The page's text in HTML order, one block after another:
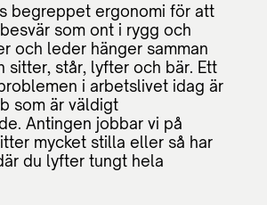
begreppet ergonomi för att
som ont i rygg och
och leder hänger samman
sitter, står, lyfter och bär. Ett
i arbetslivet idag är
som är väldigt
Antingen jobbar vi på
mycket stilla eller så har
du lyfter tungt hela